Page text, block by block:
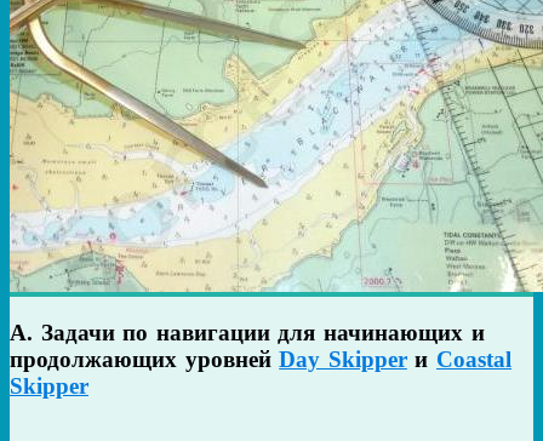
A. Задачи по навигации для начинающих и
продолжающих уровнейDay Skipperи Coastal
Skipper